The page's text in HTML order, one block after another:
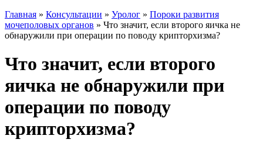
Главная » Консультации » Уролог » Пороки развития
мочеполовых органов » Что значит, если второго яичка не
обнаружили при операции по поводу крипторхизма?
Что значит, если второго
яичка не обнаружили при
операции по поводу
крипторхизма?